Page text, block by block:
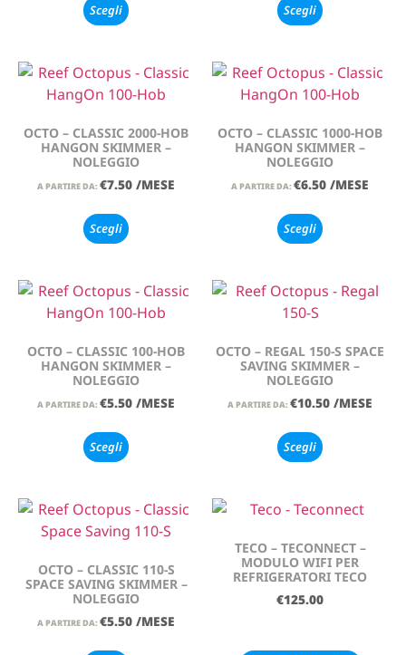
Scegli Scegli
OCTO – CLASSIC 2000-HOB
HANGON SKIMMER –
NOLEGGIO
A PARTIRE DA: €7.50 /MESE
Scegli
OCTO – CLASSIC 1000-HOB
HANGON SKIMMER –
NOLEGGIO
A PARTIRE DA: €6.50 /MESE
Scegli
OCTO – CLASSIC 100-HOB
HANGON SKIMMER –
NOLEGGIO
A PARTIRE DA: €5.50 /MESE
Scegli
OCTO – REGAL 150-S SPACE
SAVING SKIMMER –
NOLEGGIO
A PARTIRE DA: €10.50 /MESE
Scegli
OCTO – CLASSIC 110-S
SPACE SAVING SKIMMER –
NOLEGGIO
A PARTIRE DA: €5.50 /MESE
TECO – TECONNECT –
MODULO WIFI PER
REFRIGERATORI TECO
€125.00